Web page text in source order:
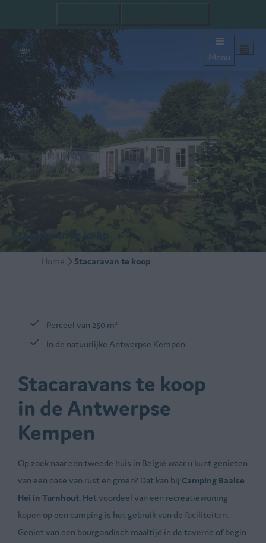
Menu
Stacaravan te koop
Home Stacaravan te koop
Perceel van 250 m²
In de natuurlijke Antwerpse Kempen
Stacaravans te koop
in de Antwerpse
Kempen
Op zoek naar een tweede huis in België waar u kunt genieten
van een oase van rust en groen? Dat kan bij Camping Baalse
Hei in Turnhout. Het voordeel van een recreatiewoning
kopen op een camping is het gebruik van defaciliteiten.
Geniet van een bourgondisch maaltijd in de taverne of begin